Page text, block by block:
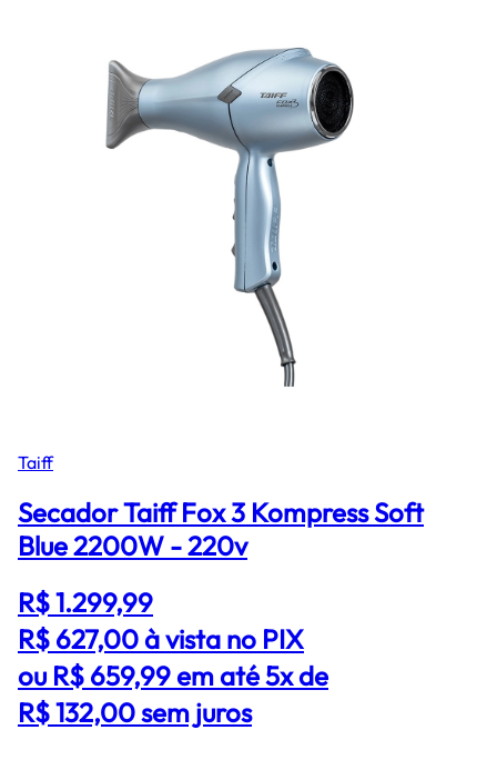
Taiff
Secador Taiff Fox 3 Kompress Soft
Blue 2200W - 220v
R$ 1.299,99
R$ 627,00à vista no PIX
ou R$ 659,99 em até 5x de
R$ 132,00 sem juros